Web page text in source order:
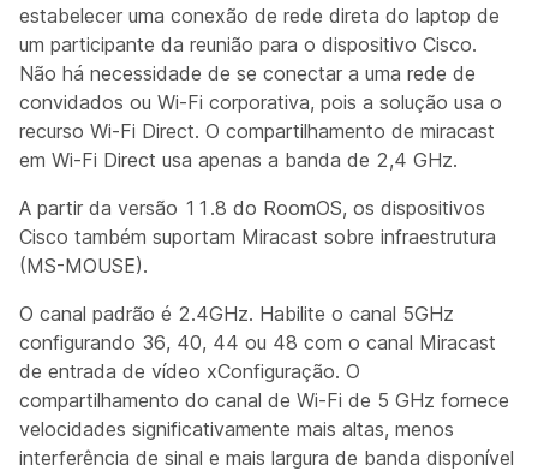
estabelecer uma conexão de rede direta do laptop de
um participante da reunião para o dispositivo Cisco.
Não há necessidade de se conectar a uma rede de
convidados ou Wi-Fi corporativa, pois a solução usa o
recurso Wi-Fi Direct. O compartilhamento de miracast
em Wi-Fi Direct usa apenas a banda de 2,4 GHz.
A partir da versão 11.8 do RoomOS, os dispositivos
Cisco também suportam Miracast sobre infraestrutura
(MS-MOUSE).
O canal padrão é 2.4GHz. Habilite o canal 5GHz
configurando 36, 40, 44 ou 48 com o canal Miracast
de entrada de vídeo xConfiguração. O
compartilhamento do canal de Wi-Fi de 5 GHz fornece
velocidades significativamente mais altas, menos
interferência de sinal e mais largura de banda disponível